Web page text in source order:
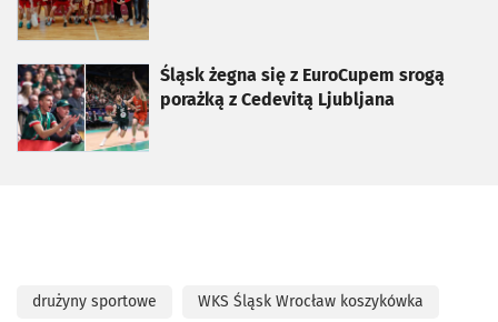
Śląsk żegna się z EuroCupem srogą
porażką z Cedevitą Ljubljana
otworzy się w nowej karcie
drużyny sportowe WKS Śląsk Wrocław koszykówka